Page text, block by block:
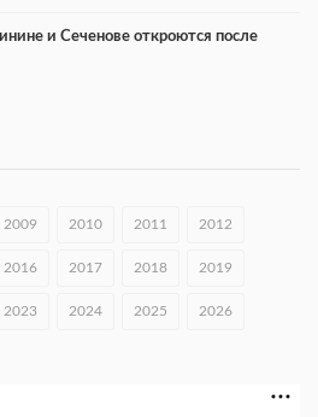
и Сеченове откроются после
открыт лагерь «Теплый стан»
куют славу и доблесть русского
2009 2010 2011 2012
2016 2017 2018 2019
2023 2024 2025 2026